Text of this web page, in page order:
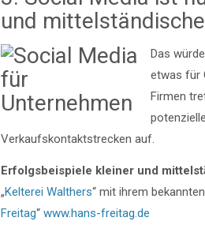
und
Das
etwas für
Firmen
Verkaufskontaktstrecken auf.
Erfolgsbeispiele kleiner und
„Kelterei Walthers“ mit ihrem
Freitag“ www.hans-freitag.de